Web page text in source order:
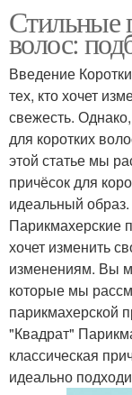
Стильные
волос:
Введение
тех, кто хочет
свежесть.
для коротких
этой статье мы
причёсок для
идеальный
Парикмахерские
хочет изменить
изменениям. Вы
которые мы
парикмахерской
"Квадрат"
классическая
идеально